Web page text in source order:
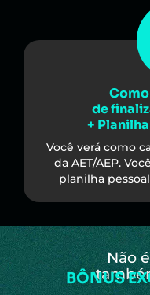
de
+
Você verá como
da AET/AEP.
planilha
Não
BÔNUS